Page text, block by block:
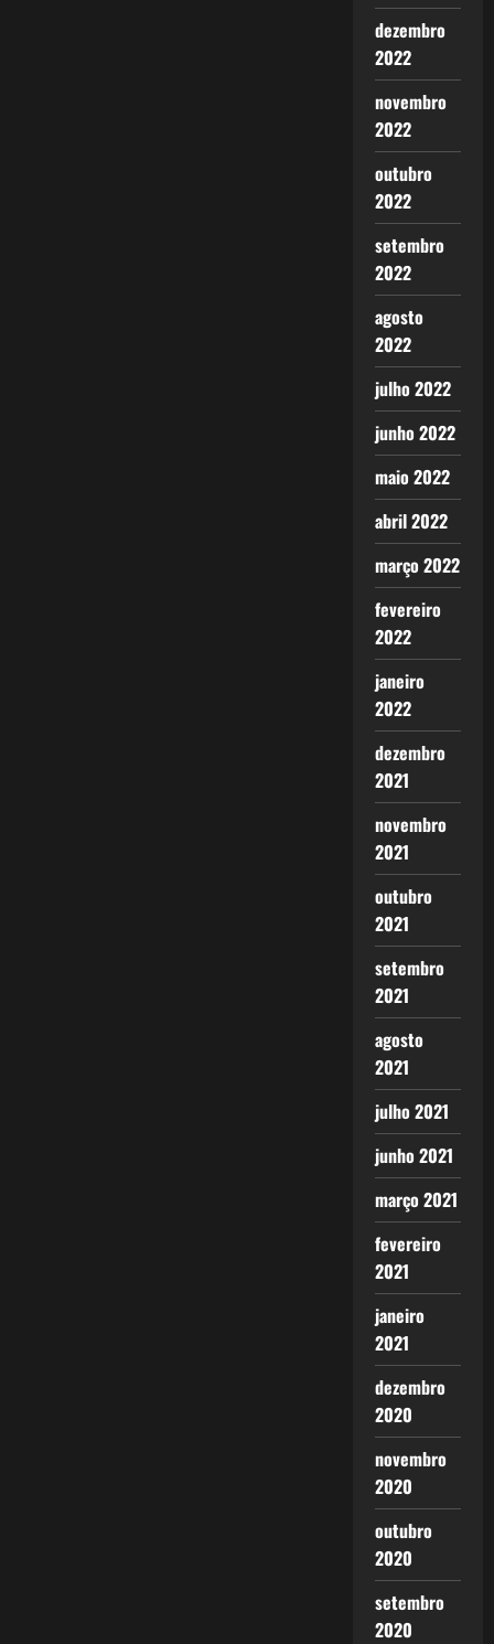
dezembro
2022
novembro
2022
outubro
2022
setembro
2022
agosto
2022
julho 2022
junho 2022
maio 2022
abril 2022
março 2022
fevereiro
2022
janeiro
2022
dezembro
2021
novembro
2021
outubro
2021
setembro
2021
agosto
2021
julho 2021
junho 2021
março 2021
fevereiro
2021
janeiro
2021
dezembro
2020
novembro
2020
outubro
2020
setembro
2020